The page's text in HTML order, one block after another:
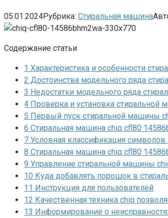
05.01.2024Рубрика: Стиральная машина
Содержание статьи
1 Характеристика и особенности
2 Достоинства модельного ряда
3 Недостатки модельного ряда
4 Проверка и установка стиральной
5 Первый пуск стиральной машины
6 Стиральная машина chiq cfl80
7 Условная классификация
8 Стиральная машина chiq cfl80
9 Управление стиральной машины
10 Куда добавлять порошок в
11 Инструкция для пользователей
12 Качественная техника chiq
13 Информирование о